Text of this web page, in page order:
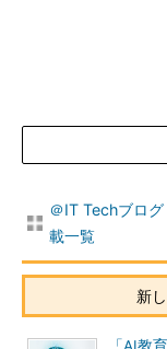
＠IT Techブロ
載一覧
新